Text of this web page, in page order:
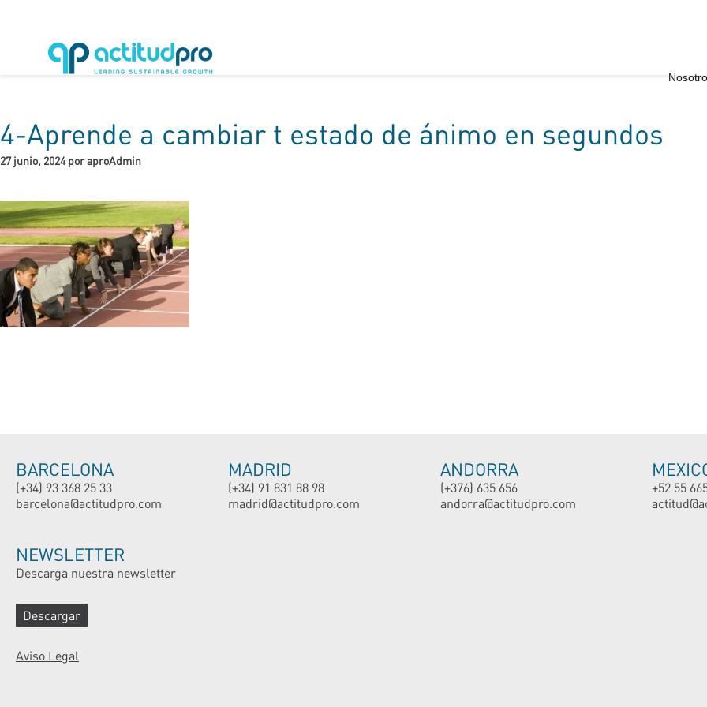
4-Aprende a cambiar t estado de ánimo en segundos
27 junio, 2024 por aproAdmin
BARCELONA
(+34) 93 368 25 33
barcelona@actitudpro.com
MADRID
(+34) 91 831 88 98
madrid@actitudpro.com
ANDORRA
(+376) 635 656
andorra@actitudpro.com
+52 55
NEWSLETTER
Descarga nuestra newsletter
Descargar
Aviso Legal